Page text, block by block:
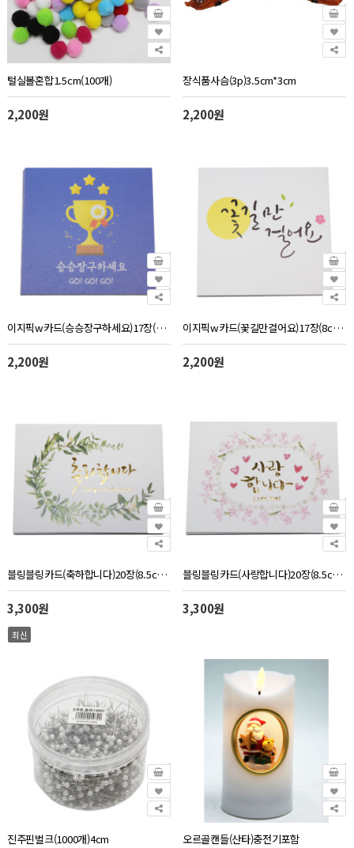
털실볼혼합1.5cm(100개)
2,200원
장식품사슴(3p)3.5cm*3cm
2,200원
이지픽w카드(승승장구하세요)17장(8cm*8cm)
2,200원
이지픽w카드(꽃길만걸어요)17장(8cm*8cm)
2,200원
블링블링카드(축하합니다)20장(8.5cm*6.5cm)
3,300원
최신
블링블링카드(사랑합니다)20장(8.5cm*6.5cm)
3,300원
진주핀벌크(1000개)4cm 오르골캔들(산타)충전기포함